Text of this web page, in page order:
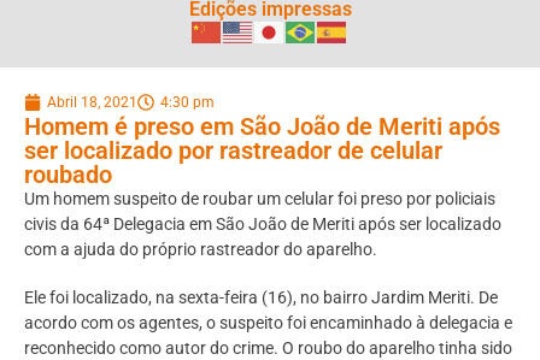
Edições impressas
Abril 18, 2021 4:30 pm
Homem é preso em São João de Meriti após
ser localizado por rastreador de celular
roubado
Um homem suspeito de roubar um celular foi preso por policiais
civis da 64ª Delegacia em São João de Meriti após ser localizado
com a ajuda do próprio rastreador do aparelho.
Ele foi localizado, na sexta-feira (16), no bairro Jardim Meriti. De
acordo com os agentes, o suspeito foi encaminhado à delegacia e
reconhecido como autor do crime. O roubo do aparelho tinha sido